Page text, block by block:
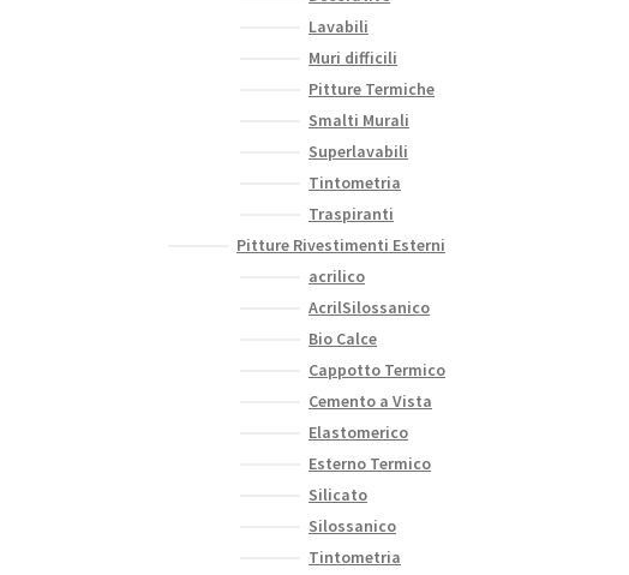
Lavabili
Muri difficili
Pitture Termiche
Smalti Murali
Superlavabili
Tintometria
Traspiranti
Pitture Rivestimenti Esterni
acrilico
AcrilSilossanico
Bio Calce
Cappotto Termico
Cemento a Vista
Elastomerico
Esterno Termico
Silicato
Silossanico
Tintometria